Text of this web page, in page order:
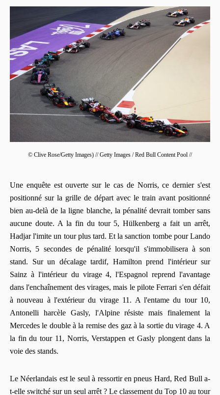
© Clive Rose/Getty Images) // Getty Images / Red Bull Content Pool //
Une enquête est ouverte sur le cas de Norris, ce dernier s'est
positionné sur la grille de départ avec le train avant positionné
bien au-delà de la ligne blanche, la pénalité devrait tomber sans
aucune doute. A la fin du tour 5, Hülkenberg a fait un arrêt,
Hadjar l'imite un tour plus tard. Et la sanction tombe pour Lando
Norris, 5 secondes de pénalité lorsqu'il s'immobilisera à son
stand. Sur un décalage tardif, Hamilton prend l'intérieur sur
Sainz à l'intérieur du virage 4, l'Espagnol reprend l'avantage
dans l'enchaînement des virages, mais le pilote Ferrari s'en défait
à nouveau à l'extérieur du virage 11. A l'entame du tour 10,
Antonelli harcèle Gasly, l'Alpine résiste mais finalement la
Mercedes le double à la remise des gaz à la sortie du virage 4. A
la fin du tour 11, Norris, Verstappen et Gasly plongent dans la
voie des stands.
Le Néerlandais est le seul à ressortir en pneus Hard, Red Bull a-
t-elle switché sur un seul arrêt ? Le classement du Top 10 au tour